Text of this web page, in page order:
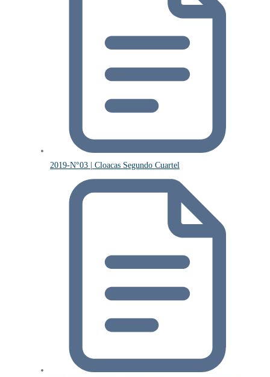
2019-N°03 | Cloacas Segundo Cuartel